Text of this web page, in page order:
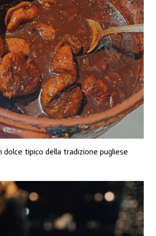
dolce tipico della tradizione pugliese